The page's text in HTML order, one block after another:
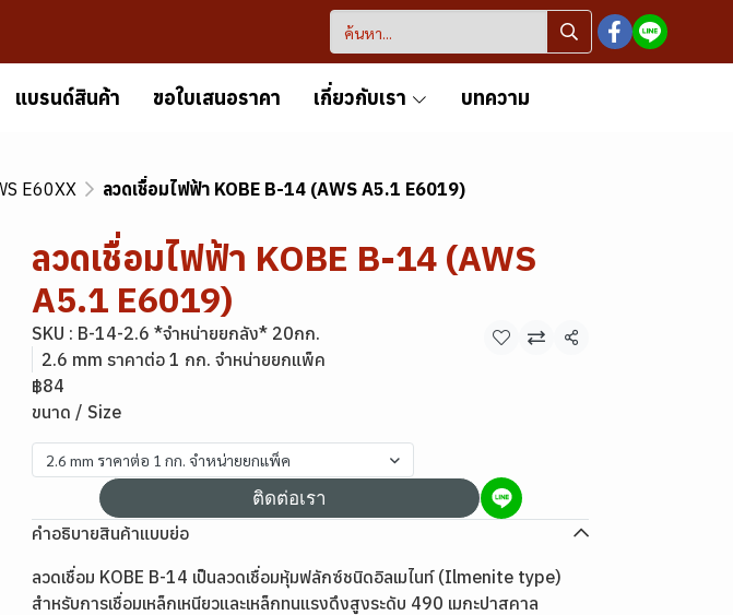
แบรนด์สินค้า ขอใบเสนอราคา เกี่ยวกับเรา บทความ
E60XX ลวดเชื่อมไฟฟ้า KOBE B-14 (AWS A5.1 E6019)
ลวดเชื่อมไฟฟ้า KOBE B-14 (AWS
A5.1 E6019)
SKU : B-14-2.6 *จำหน่ายยกลัง* 20กก.
2.6 mm ราคาต่อ 1 กก. จำหน่ายยกแพ็ค
แชร์
฿84
ขนาด / Size
2.6 mm ราคาต่อ 1 กก. จำหน่ายยกแพ็ค
ติดต่อเรา
คำอธิบายสินค้าแบบย่อ
ลวดเชื่อม KOBE B-14 เป็นลวดเชื่อมหุ้มฟลักซ์ชนิดอิลเมไนท์ (Ilmenite type)
สำหรับการเชื่อมเหล็กเหนียวและเหล็กทนแรงดึงสูงระดับ 490 เมกะปาสคาล